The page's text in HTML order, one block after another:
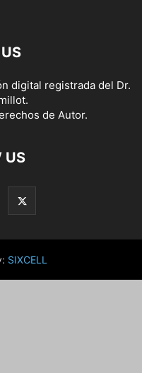
digital registrada del Dr.
de Autor.
US
SIXCELL